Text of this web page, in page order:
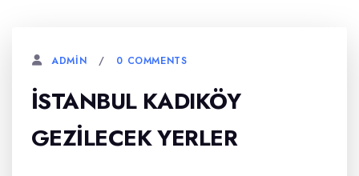
ADMIN 0 COMMENTS
İSTANBUL KADIKÖY
GEZILECEK YERLER